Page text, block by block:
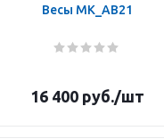
Весы MK_АВ21
16 400руб./шт